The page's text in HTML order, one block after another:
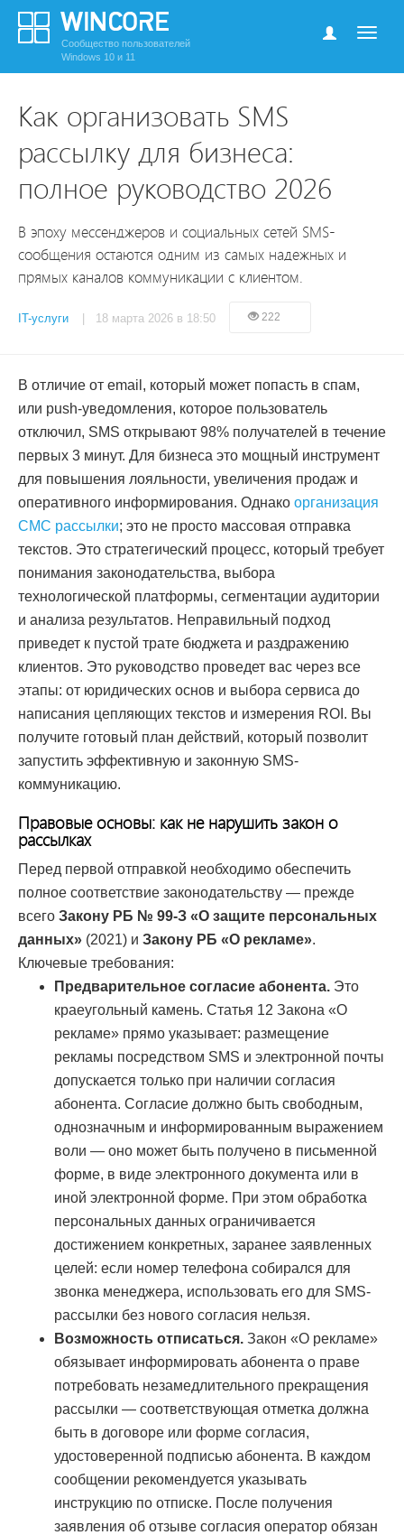
Сообщество пользователей
Windows 10 и 11
Как организовать SMS
рассылку для бизнеса:
полное руководство 2026
В эпоху мессенджеров и социальных сетей SMS-
сообщения остаются одним из самых надежных и
прямых каналов коммуникации с клиентом.
IT-услуги | 18 марта 2026 в 18:50 222
В отличие от email, который может попасть в спам,
или push-уведомления, которое пользователь
отключил, SMS открывают 98% получателей в течение
первых 3 минут. Для бизнеса это мощный инструмент
для повышения лояльности, увеличения продаж и
оперативного информирования. Однако организация
СМС рассылки; это не просто массовая отправка
текстов. Это стратегический процесс, который требует
понимания законодательства, выбора
технологической платформы, сегментации аудитории
и анализа результатов. Неправильный подход
приведет к пустой трате бюджета и раздражению
клиентов. Это руководство проведет вас через все
этапы: от юридических основ и выбора сервиса до
написания цепляющих текстов и измерения ROI. Вы
получите готовый план действий, который позволит
запустить эффективную и законную SMS-
коммуникацию.
Правовые основы: как не нарушить закон о
рассылках
Перед первой отправкой необходимо обеспечить
полное соответствие законодательству — прежде
всего Закону РБ № 99-З «О защите персональных
данных» (2021) и Закону РБ «О рекламе».
Ключевые требования:
Предварительное согласие абонента. Это
краеугольный камень. Статья 12 Закона «О
рекламе» прямо указывает: размещение
рекламы посредством SMS и электронной почты
допускается только при наличии согласия
абонента. Согласие должно быть свободным,
однозначным и информированным выражением
воли — оно может быть получено в письменной
форме, в виде электронного документа или в
иной электронной форме. При этом обработка
персональных данных ограничивается
достижением конкретных, заранее заявленных
целей: если номер телефона собирался для
звонка менеджера, использовать его для SMS-
рассылки без нового согласия нельзя.
Возможность отписаться. Закон «О рекламе»
обязывает информировать абонента о праве
потребовать незамедлительного прекращения
рассылки — соответствующая отметка должна
быть в договоре или форме согласия,
удостоверенной подписью абонента. В каждом
сообщении рекомендуется указывать
инструкцию по отписке. После получения
заявления об отзыве согласия оператор обязан